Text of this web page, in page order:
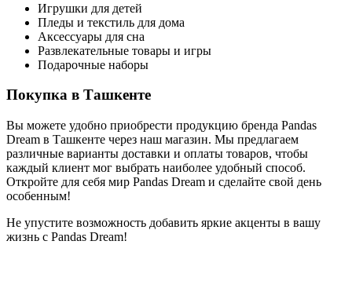
Игрушки для детей
Пледы и текстиль для дома
Аксессуары для сна
Развлекательные товары и игры
Подарочные наборы
Покупка в Ташкенте
Вы можете удобно приобрести продукцию бренда Pandas
Dream в Ташкенте через наш магазин. Мы предлагаем
различные варианты доставки и оплаты товаров, чтобы
каждый клиент мог выбрать наиболее удобный способ.
Откройте для себя мир Pandas Dream и сделайте свой день
особенным!
Не упустите возможность добавить яркие акценты в вашу
жизнь с Pandas Dream!